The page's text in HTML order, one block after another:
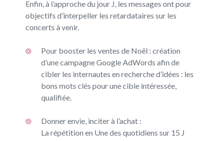
Enfin, à l’approche du jour J, les messages ont pour
objectifs d’interpeller les retardataires sur les
concerts à venir.
Pour booster les ventes de Noël : création
d’une campagne Google AdWords afin de
cibler les internautes en recherche d’idées : les
bons mots clés pour une cible intéressée,
qualifiée.
Donner envie, inciter à l’achat :
La répétition en Une des quotidiens sur 15 J